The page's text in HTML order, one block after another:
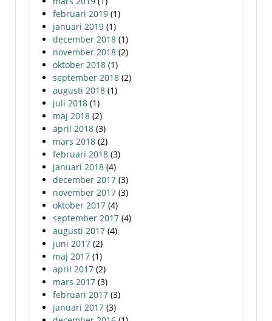
februari 2019 (1)
januari 2019 (1)
december 2018 (1)
november 2018 (2)
oktober 2018 (1)
september 2018 (2)
augusti 2018 (1)
juli 2018 (1)
maj 2018 (2)
april 2018 (3)
mars 2018 (2)
februari 2018 (3)
januari 2018 (4)
december 2017 (3)
november 2017 (3)
oktober 2017 (4)
september 2017 (4)
augusti 2017 (4)
juni 2017 (2)
maj 2017 (1)
april 2017 (2)
mars 2017 (3)
februari 2017 (3)
januari 2017 (3)